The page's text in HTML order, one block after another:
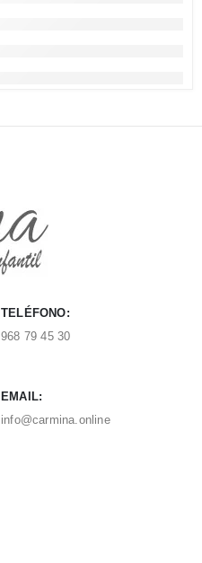
TELÉFONO:
968 79 45 30
EMAIL:
info@carmina.online